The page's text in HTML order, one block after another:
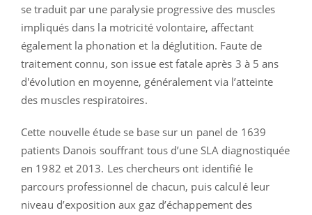
se traduit par une paralysie progressive des muscles
impliqués dans la motricité volontaire, affectant
également la phonation et la déglutition. Faute de
traitement connu, son issue est fatale après 3 à 5 ans
d'évolution en moyenne, généralement via l’atteinte
des muscles respiratoires.
Cette nouvelle étude se base sur un panel de 1639
patients Danois souffrant tous d’une SLA diagnostiquée
en 1982 et 2013. Les chercheurs ont identifié le
parcours professionnel de chacun, puis calculé leur
niveau d’exposition aux gaz d’échappement des